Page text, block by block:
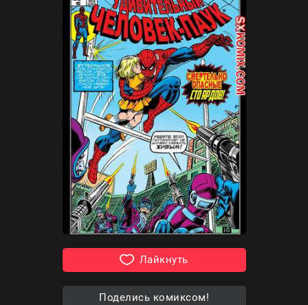
Лайкнуть
Поделись комиксом!